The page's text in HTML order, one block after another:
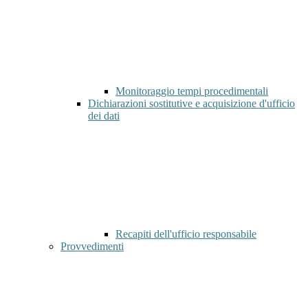
Monitoraggio tempi procedimentali
Dichiarazioni sostitutive e acquisizione d'ufficio
dei dati
Recapiti dell'ufficio responsabile
Provvedimenti